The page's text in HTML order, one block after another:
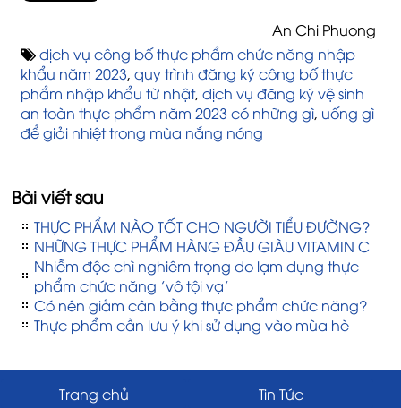
An Chi Phuong
dịch vụ công bố thực phẩm chức năng nhập
khẩu năm 2023, quy trình đăng ký công bố thực
phẩm nhập khẩu từ nhật, dịch vụ đăng ký vệ sinh
an toàn thực phẩm năm 2023 có những gì, uống gì
để giải nhiệt trong mùa nắng nóng
Bài viết sau
THỰC PHẨM NÀO TỐT CHO NGƯỜI TIỂU ĐƯỜNG?
NHỮNG THỰC PHẨM HÀNG ĐẦU GIÀU VITAMIN C
Nhiễm độc chì nghiêm trọng do lạm dụng thực
phẩm chức năng ’vô tội vạ’
Có nên giảm cân bằng thực phẩm chức năng?
Thực phẩm cần lưu ý khi sử dụng vào mùa hè
Trang chủ
Tin Tức